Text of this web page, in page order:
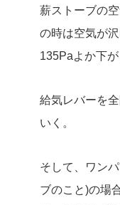
薪ストーブの
の時は空気が
135Paよか下が
給気レバーを
いく。
そして、ワン
ブのこと)の場